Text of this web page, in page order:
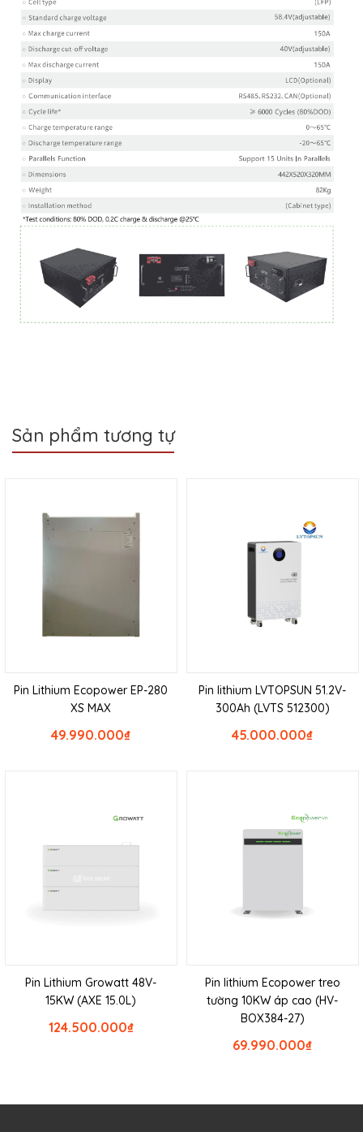
Sản phẩm tương tự
Pin Lithium Ecopower EP-280
XS MAX
₫
49.990.000
Pin lithium LVTOPSUN 51.2V-
300Ah (LVTS 512300)
₫
45.000.000
Pin Lithium Growatt 48V-
15KW (AXE 15.0L)
₫
124.500.000
Pin lithium Ecopower treo
tường 10KW áp cao (HV-
BOX384-27)
₫
69.990.000